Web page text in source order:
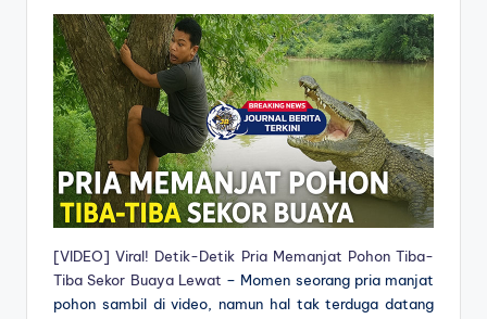
[VIDEO] Viral! Detik-Detik Pria Memanjat Pohon Tiba-
Tiba Sekor Buaya Lewat – Momen seorang pria manjat
pohon sambil di video, namun hal tak terduga datang